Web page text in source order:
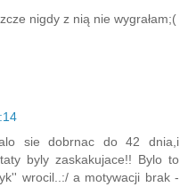
nigdy z nią nie wygrałam;(
sie dobrnac do 42 dnia,i
byly zaskakujace!! Bylo to
wrocil..:/ a motywacji brak -